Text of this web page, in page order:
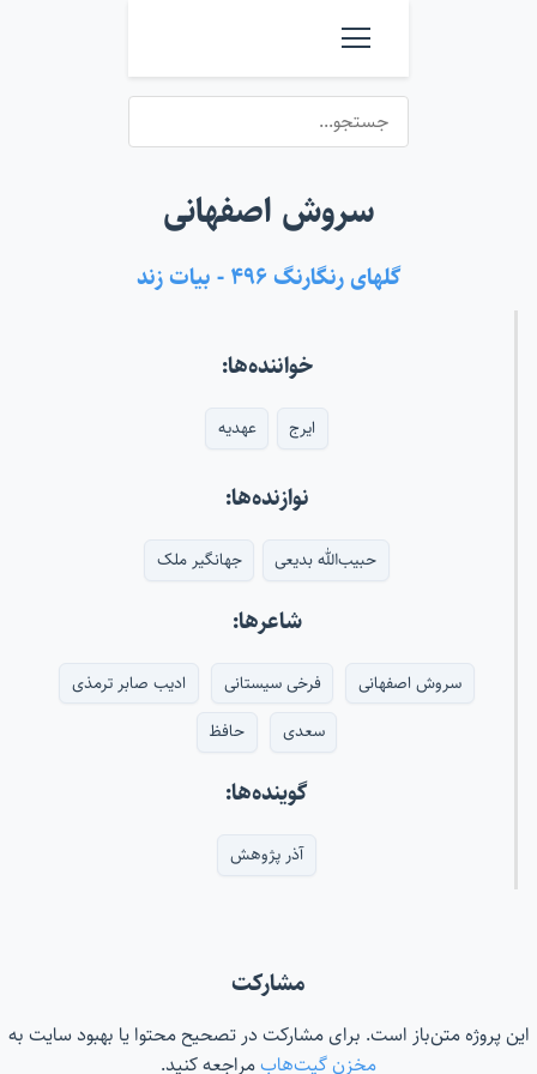
سروش اصفهانی
گلهای رنگارنگ ۴۹۶ - بیات زند
خواننده‌ها:
ایرج عهدیه
نوازنده‌ها:
حبیب‌الله بدیعی جهانگیر ملک
شاعرها:
سروش اصفهانی فرخی سیستانی
ادیب صابر ترمذی
سعدی
حافظ
گوینده‌ها:
آذر پژوهش
مشارکت
این پروژه متن‌باز است. برای مشارکت در تصحیح محتوا یا بهبود سایت به
مخزن گیت‌هابمراجعه کنید.